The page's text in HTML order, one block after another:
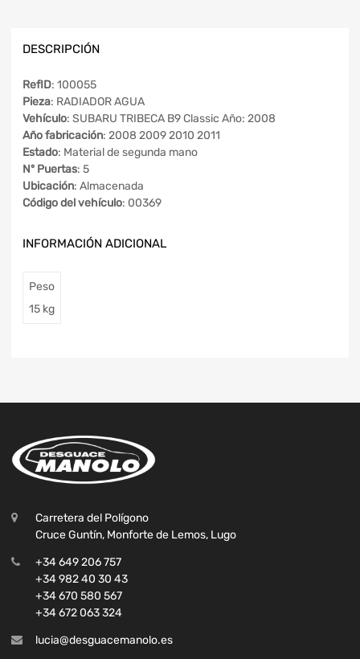
DESCRIPCIÓN
RefID: 100055
Pieza: RADIADOR AGUA
Vehículo: SUBARU TRIBECA B9 Classic Año: 2008
Año fabricación: 2008 2009 2010 2011
Estado: Material de segunda mano
Nº Puertas: 5
Ubicación: Almacenada
Código del vehículo: 00369
INFORMACIÓN ADICIONAL
Peso
15 kg
Carretera del Polígono
Cruce Guntín, Monforte de Lemos, Lugo
+34 649 206 757
+34 982 40 30 43
+34 670 580 567
+34 672 063 324
lucia@desguacemanolo.es